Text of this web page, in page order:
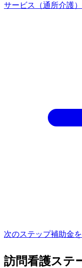
サービス（通所介護）
次のステップ補助金
訪問看護ステ